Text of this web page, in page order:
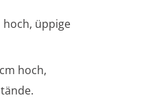
hoch, üppige
hoch,